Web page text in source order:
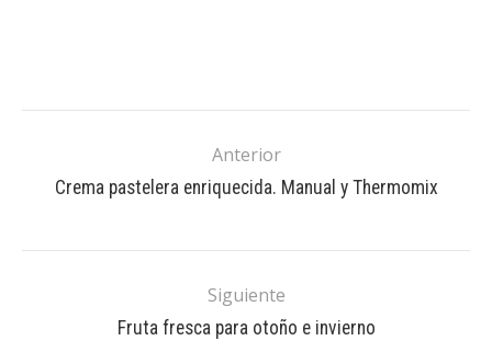
Anterior
Crema pastelera enriquecida. Manual y Thermomix
Siguiente
Fruta fresca para otoño e invierno